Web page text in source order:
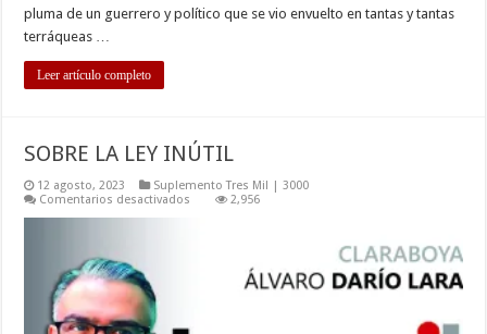
pluma de un guerrero y político que se vio envuelto en tantas y tantas
terráqueas …
Leer artículo completo
SOBRE LA LEY INÚTIL
12 agosto, 2023
Suplemento Tres Mil | 3000
Comentarios desactivados
2,956